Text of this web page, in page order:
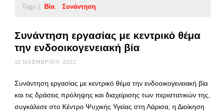
Tags | Βία Συνάντηση
Συνάντηση εργασίας με κεντρικό θέμα
την ενδοοικογενειακή βία
11 ΝΟΕΜΒΡΊΟΥ, 2022
Συνάντηση εργασίας με κεντρικό θέμα την ενδοοικογενειακή βία
και τις δράσεις πρόληψης και διαχείρισης των περιστατικών της,
συγκάλεσε στο Κέντρο Ψυχικής Υγείας στη Λάρισα, η Διοίκηση